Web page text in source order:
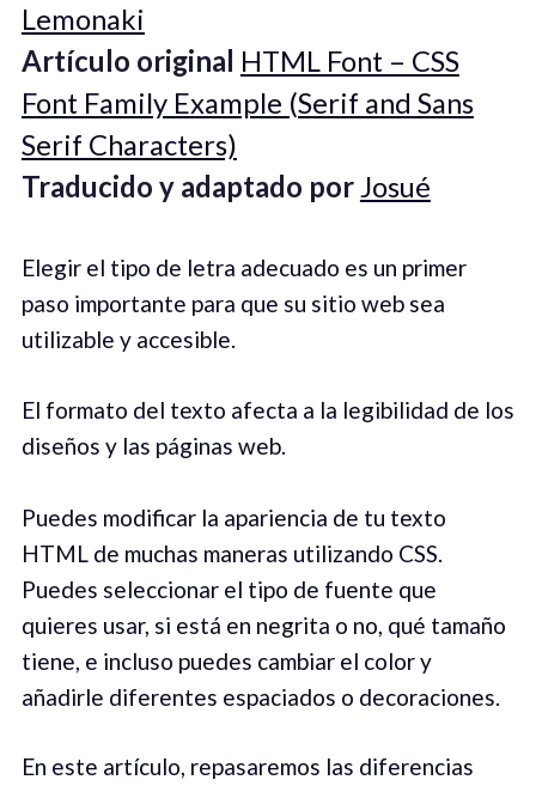
Lemonaki
Artículo original HTML Font – CSS
Font Family Example (Serif and Sans
Serif Characters)
Traducido y adaptado porJosué
Elegir el tipo de letra adecuado es un primer
paso importante para que su sitio web sea
utilizable y accesible.
El formato del texto afecta a la legibilidad de los
diseños y las páginas web.
Puedes modificar la apariencia de tu texto
HTML de muchas maneras utilizando CSS.
Puedes seleccionar el tipo de fuente que
quieres usar, si está en negrita o no, qué tamaño
tiene, e incluso puedes cambiar el color y
añadirle diferentes espaciados o decoraciones.
En este artículo, repasaremos las diferencias